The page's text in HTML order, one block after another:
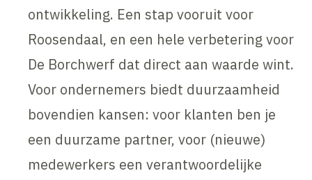
ontwikkeling. Een stap vooruit voor
Roosendaal, en een hele verbetering voor
De Borchwerf dat direct aan waarde wint.
Voor ondernemers biedt duurzaamheid
bovendien kansen: voor klanten ben je
een duurzame partner, voor (nieuwe)
medewerkers een verantwoordelijke